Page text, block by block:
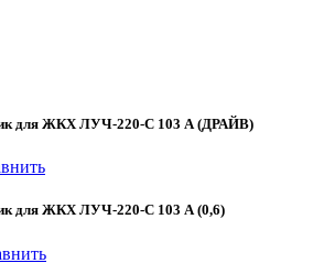
для ЖКХ ЛУЧ-220-С 103 А (ДРАЙВ)
для ЖКХ ЛУЧ-220-С 103 А (0,6)